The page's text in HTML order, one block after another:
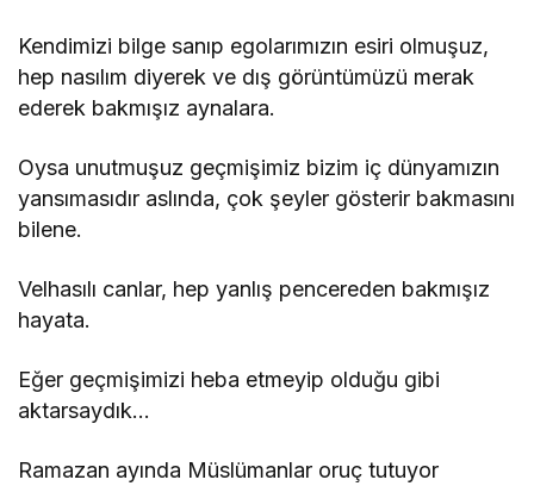
Kendimizi bilge sanıp egolarımızın esiri olmuşuz,
hep nasılım diyerek ve dış görüntümüzü merak
ederek bakmışız aynalara.
Oysa unutmuşuz geçmişimiz bizim iç dünyamızın
yansımasıdır aslında, çok şeyler gösterir bakmasını
bilene.
Velhasılı canlar, hep yanlış pencereden bakmışız
hayata.
Eğer geçmişimizi heba etmeyip olduğu gibi
aktarsaydık…
Ramazan ayında Müslümanlar oruç tutuyor